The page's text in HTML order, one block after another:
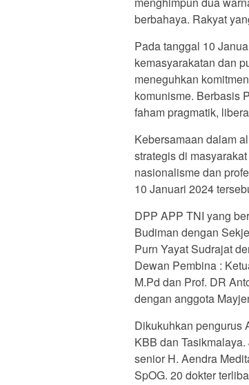
berbahaya. Rakyat
Pada tanggal 10
kemasyarakatan dan
meneguhkan
komunisme. Berbasis
faham pragmatik,
Kebersamaan dalam
strategis di
nasionalisme dan
10 Januari 2024
DPP APP TNI yang
Budiman dengan
Purn Yayat Sudrajat
Dewan Pembina :
M.Pd dan Prof. DR
dengan anggota
Dikukuhkan pengurus
KBB dan
senior H. Aendra
SpOG. 20 dokter